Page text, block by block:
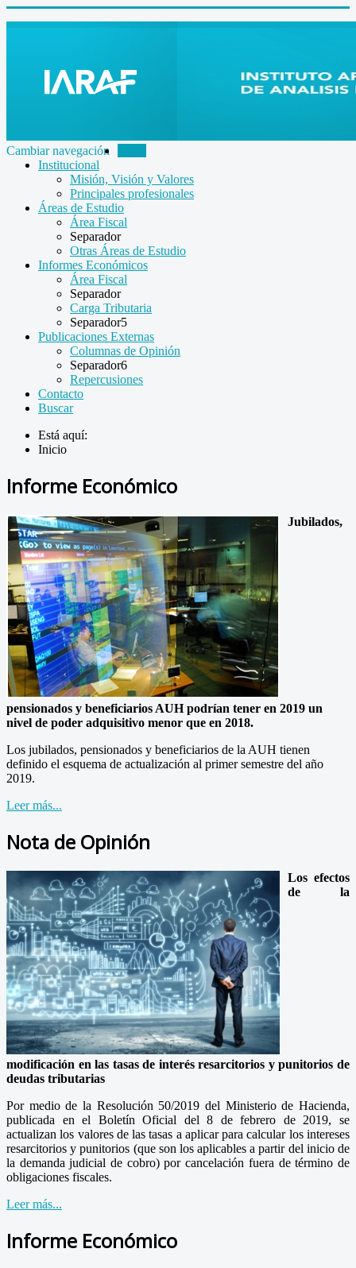
Cambiar navegación
Institucional
Misión, Visión y Valores
Principales profesionales
Áreas de Estudio
Área Fiscal
Separador
Otras Áreas de Estudio
Informes Económicos
Área Fiscal
Separador
Carga Tributaria
Separador5
Publicaciones Externas
Columnas de Opinión
Separador6
Repercusiones
Contacto
Buscar
Está aquí:
Inicio
Informe Económico
Jubilados,
pensionados y beneficiarios AUH podrían tener en 2019 un
nivel de poder adquisitivo menor que en 2018.
Los jubilados, pensionados y beneficiarios de la AUH tienen
definido el esquema de actualización al primer semestre del año
2019.
Leer más...
Nota de Opinión
Los efectos
de la
modificación en las tasas de interés resarcitorios y punitorios de
deudas tributarias
Por medio de la Resolución 50/2019 del Ministerio de Hacienda,
publicada en el Boletín Oficial del 8 de febrero de 2019, se
actualizan los valores de las tasas a aplicar para calcular los intereses
resarcitorios y punitorios (que son los aplicables a partir del inicio de
la demanda judicial de cobro) por cancelación fuera de término de
obligaciones fiscales.
Leer más...
Informe Económico